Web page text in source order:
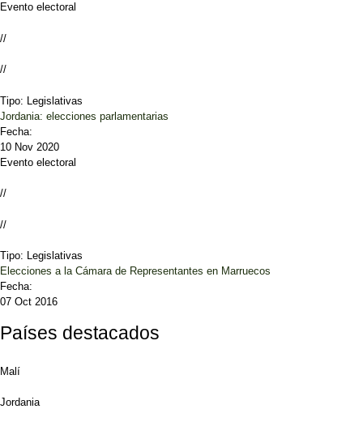
Evento electoral
//
//
Tipo: Legislativas
Jordania: elecciones parlamentarias
Fecha:
10 Nov 2020
Evento electoral
//
//
Tipo: Legislativas
Elecciones a la Cámara de Representantes en Marruecos
Fecha:
07 Oct 2016
Países destacados
Malí
Jordania